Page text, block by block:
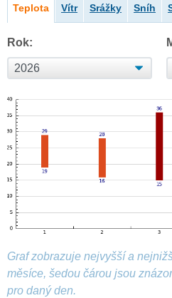
Teplota Vítr Srážky Sníh
Rok:
Graf zobrazuje nejvyšší a
měsíce, šedou čárou jsou
pro daný den.